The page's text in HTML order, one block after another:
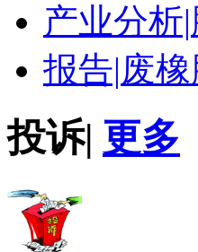
产业分析|
报告|废
投诉| 更多